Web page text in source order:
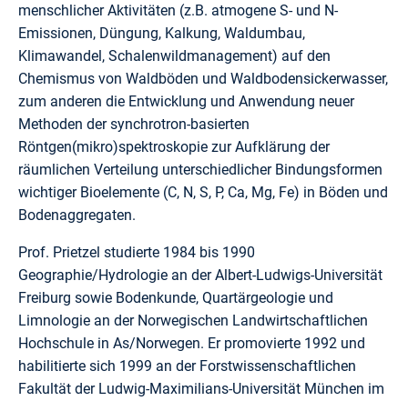
menschlicher Aktivitäten (z.B. atmogene S- und N-
Emissionen, Düngung, Kalkung, Waldumbau,
Klimawandel, Schalenwildmanagement) auf den
Chemismus von Waldböden und Waldbodensickerwasser,
zum anderen die Entwicklung und Anwendung neuer
Methoden der synchrotron-basierten
Röntgen(mikro)spektroskopie zur Aufklärung der
räumlichen Verteilung unterschiedlicher Bindungsformen
wichtiger Bioelemente (C, N, S, P, Ca, Mg, Fe) in Böden und
Bodenaggregaten.
Prof. Prietzel studierte 1984 bis 1990
Geographie/Hydrologie an der Albert-Ludwigs-Universität
Freiburg sowie Bodenkunde, Quartärgeologie und
Limnologie an der Norwegischen Landwirtschaftlichen
Hochschule in As/Norwegen. Er promovierte 1992 und
habilitierte sich 1999 an der Forstwissenschaftlichen
Fakultät der Ludwig-Maximilians-Universität München im